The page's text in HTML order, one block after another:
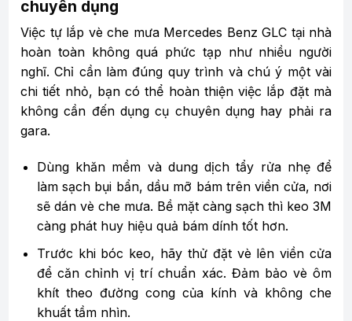
chuyên dụng
Việc tự lắp vè che mưa Mercedes Benz GLC tại nhà
hoàn toàn không quá phức tạp như nhiều người
nghĩ. Chỉ cần làm đúng quy trình và chú ý một vài
chi tiết nhỏ, bạn có thể hoàn thiện việc lắp đặt mà
không cần đến dụng cụ chuyên dụng hay phải ra
gara.
Dùng khăn mềm và dung dịch tẩy rửa nhẹ để
làm sạch bụi bẩn, dầu mỡ bám trên viền cửa, nơi
sẽ dán vè che mưa. Bề mặt càng sạch thì keo 3M
càng phát huy hiệu quả bám dính tốt hơn.
Trước khi bóc keo, hãy thử đặt vè lên viền cửa
để căn chỉnh vị trí chuẩn xác. Đảm bảo vè ôm
khít theo đường cong của kính và không che
khuất tầm nhìn.